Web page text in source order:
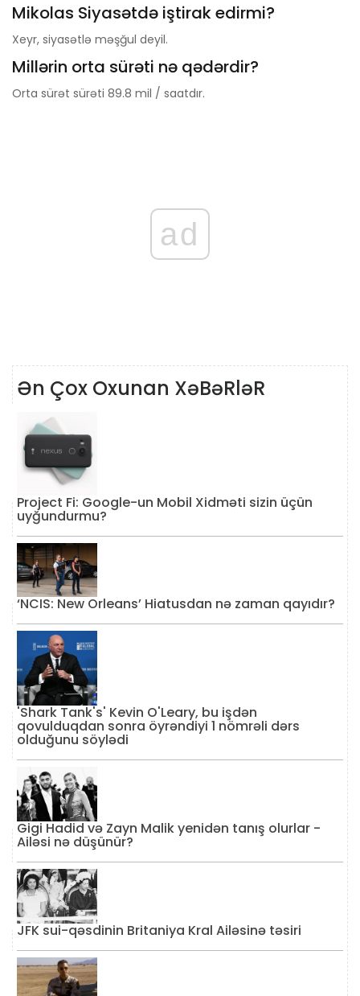
Mikolas Siyasətdə iştirak edirmi?
Xeyr, siyasətlə məşğul deyil.
Millərin orta sürəti nə qədərdir?
Orta sürət sürəti 89.8 mil / saatdır.
ad
Ən Çox Oxunan XəBəRləR
Project Fi: Google-un Mobil Xidməti sizin üçün
uyğundurmu?
‘NCIS: New Orleans’ Hiatusdan nə zaman qayıdır?
'Shark Tank's' Kevin O'Leary, bu işdən
qovulduqdan sonra öyrəndiyi 1 nömrəli dərs
olduğunu söylədi
Gigi Hadid və Zayn Malik yenidən tanış olurlar -
Ailəsi nə düşünür?
JFK sui-qəsdinin Britaniya Kral Ailəsinə təsiri